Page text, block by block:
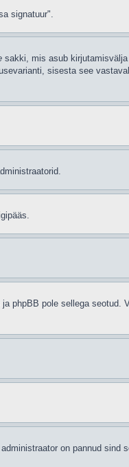
signatuur".
sakki, mis asub
sisesta see
phpBB pole sellega
on pannud